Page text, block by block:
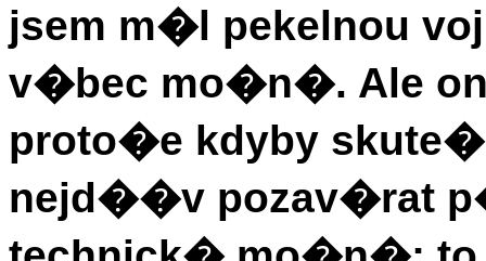
jsem m�l pekelnou
v�bec mo�n�. Ale
proto�e kdyby
nejd��v pozav�rat